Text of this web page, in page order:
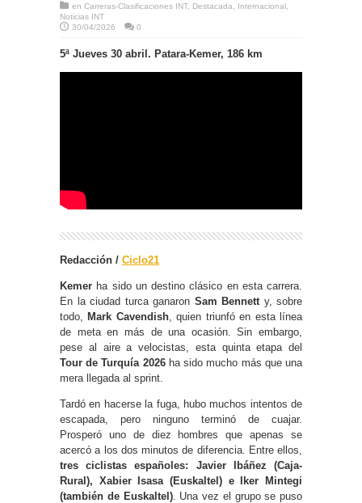
en Carreras-Clasificaciones INT, Destacada Internacional
Noticias INT
30/04/2026
0
5ª Jueves 30 abril. Patara-Kemer, 186 km
Redacción / Ciclo21
Kemer ha sido un destino clásico en esta carrera.
En la ciudad turca ganaron Sam Bennetty, sobre
todo, Mark Cavendish, quien triunfó en esta línea
de meta en más de una ocasión. Sin embargo,
pese al aire a velocistas, esta quinta etapa del
Tour de Turquía 2026ha sido mucho más que una
mera llegada al sprint.
Tardó en hacerse la fuga, hubo muchos intentos de
escapada, pero ninguno terminó de cuajar.
Prosperó uno de diez hombres que apenas se
acercó a los dos minutos de diferencia. Entre ellos,
tres ciclistas españoles: Javier Ibáñez (Caja-
Rural), Xabier Isasa (Euskaltel) e Iker Mintegi
(también de Euskaltel). Una vez el grupo se puso